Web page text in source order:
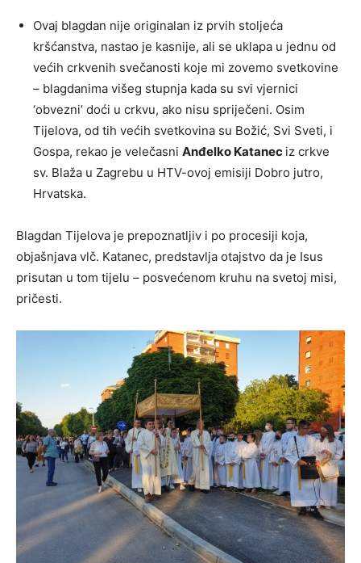
Ovaj blagdan nije originalan iz prvih stoljeća
kršćanstva, nastao je kasnije, ali se uklapa u jednu od
većih crkvenih svečanosti koje mi zovemo svetkovine
– blagdanima višeg stupnja kada su svi vjernici
‘obvezni’ doći u crkvu, ako nisu spriječeni. Osim
Tijelova, od tih većih svetkovina su Božić, Svi Sveti, i
Gospa, rekao je velečasni Anđelko Katanec iz crkve
sv. Blaža u Zagrebu u HTV-ovoj emisiji Dobro jutro,
Hrvatska.
Blagdan Tijelova je prepoznatljiv i po procesiji koja,
objašnjava vlč. Katanec, predstavlja otajstvo da je Isus
prisutan u tom tijelu – posvećenom kruhu na svetoj misi,
pričesti.